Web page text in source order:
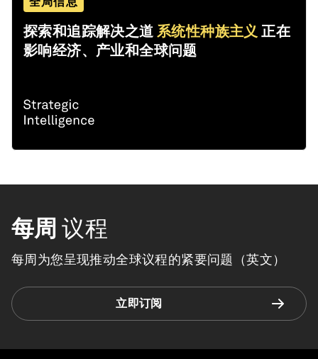
探索和追踪解决之道系统性种族主义 正在
影响经济、产业和全球问题
每周 议程
每周为您呈现推动全球议程的紧要问题（英文）
立即订阅